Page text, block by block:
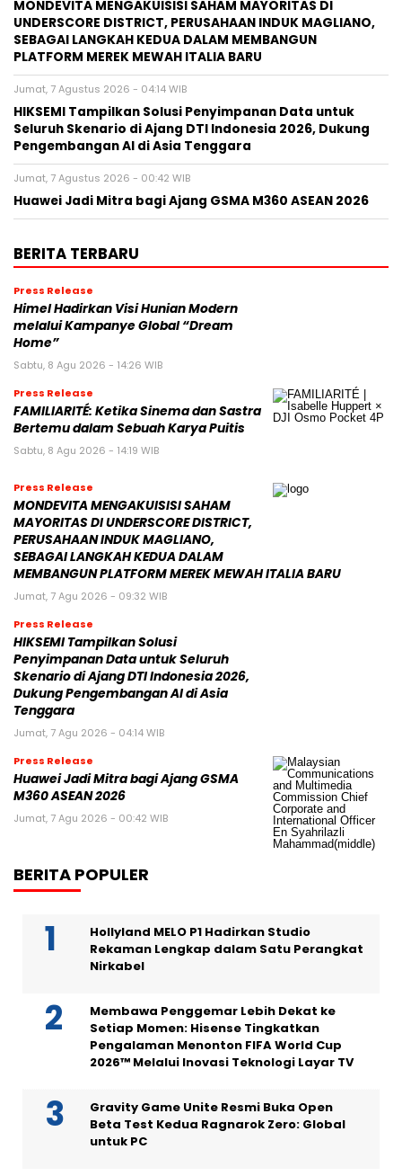
MONDEVITA MENGAKUISISI SAHAM MAYORITAS DI
UNDERSCORE DISTRICT, PERUSAHAAN INDUK MAGLIANO,
SEBAGAI LANGKAH KEDUA DALAM MEMBANGUN
PLATFORM MEREK MEWAH ITALIA BARU
Jumat, 7 Agustus 2026 - 04:14 WIB
HIKSEMI Tampilkan Solusi Penyimpanan Data untuk
Seluruh Skenario di Ajang DTI Indonesia 2026, Dukung
Pengembangan AI di Asia Tenggara
Jumat, 7 Agustus 2026 - 00:42 WIB
Huawei Jadi Mitra bagi Ajang GSMA M360 ASEAN 2026
BERITA TERBARU
Press Release
Himel Hadirkan Visi Hunian Modern
melalui Kampanye Global “Dream
Home”
Sabtu, 8 Agu 2026 - 14:26 WIB
Press Release
FAMILIARITÉ: Ketika Sinema dan Sastra
Bertemu dalam Sebuah Karya Puitis
Sabtu, 8 Agu 2026 - 14:19 WIB
Press Release
MONDEVITA MENGAKUISISI SAHAM
MAYORITAS DI UNDERSCORE DISTRICT,
PERUSAHAAN INDUK MAGLIANO,
SEBAGAI LANGKAH KEDUA DALAM
MEMBANGUN PLATFORM MEREK MEWAH ITALIA BARU
Jumat, 7 Agu 2026 - 09:32 WIB
Press Release
HIKSEMI Tampilkan Solusi
Penyimpanan Data untuk Seluruh
Skenario di Ajang DTI Indonesia 2026,
Dukung Pengembangan AI di Asia
Tenggara
Jumat, 7 Agu 2026 - 04:14 WIB
Press Release
Huawei Jadi Mitra bagi Ajang GSMA
M360 ASEAN 2026
Jumat, 7 Agu 2026 - 00:42 WIB
BERITA POPULER
Hollyland MELO P1 Hadirkan Studio
Rekaman Lengkap dalam Satu Perangkat
Nirkabel
Membawa Penggemar Lebih Dekat ke
Setiap Momen: Hisense Tingkatkan
Pengalaman Menonton FIFA World Cup
2026™ Melalui Inovasi Teknologi Layar TV
Gravity Game Unite Resmi Buka Open
Beta Test Kedua Ragnarok Zero: Global
untuk PC